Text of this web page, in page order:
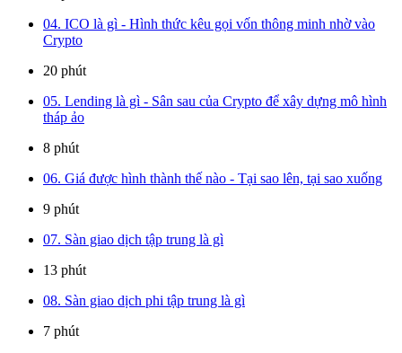
04. ICO là gì - Hình thức kêu gọi vốn thông minh nhờ vào
Crypto
20 phút
05. Lending là gì - Sân sau của Crypto để xây dựng mô hình
tháp ảo
8 phút
06. Giá được hình thành thế nào - Tại sao lên, tại sao xuống
9 phút
07. Sàn giao dịch tập trung là gì
13 phút
08. Sàn giao dịch phi tập trung là gì
7 phút